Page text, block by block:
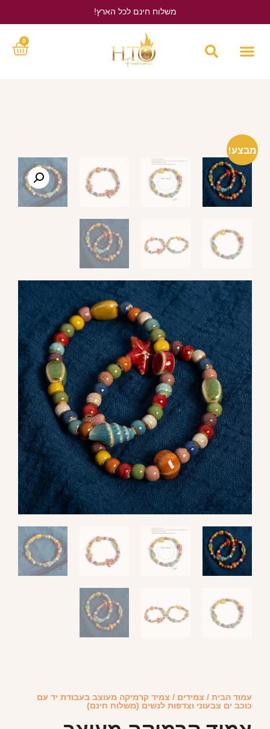
משלוח חינם לכל הארץ!
0
מבצע!
עמוד הבית / צמידים / צמיד קרמיקה מעוצב בעבודת יד עם
כוכב ים צבעוני וצדפות לנשים (משלוח חינם)